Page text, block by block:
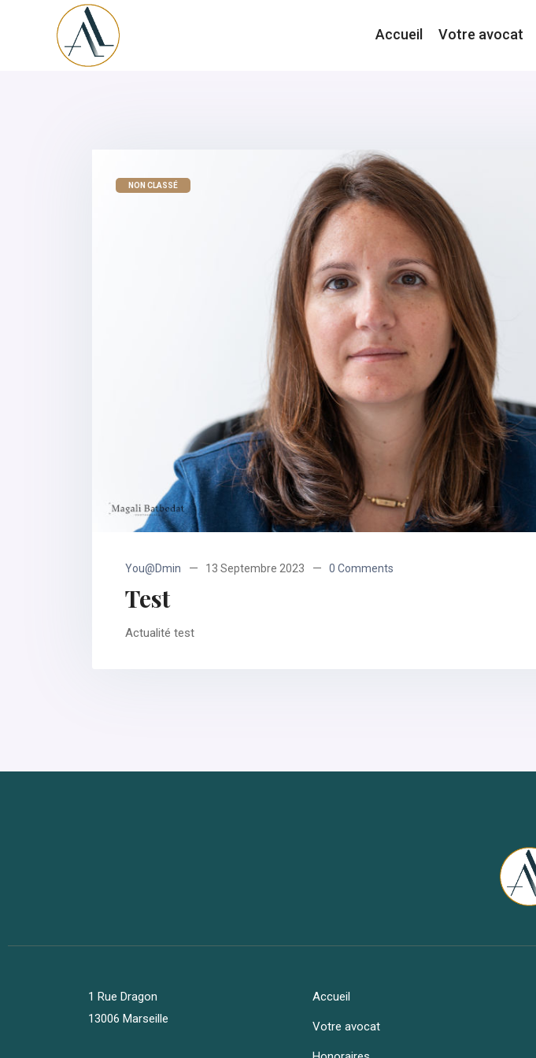
Accueil Votre avocat
NON CLASSÉ
You@dmin 13 Septembre 2023 0 Comments
Test
Actualité test
1 Rue Dragon
13006 Marseille
Accueil
Votre avocat